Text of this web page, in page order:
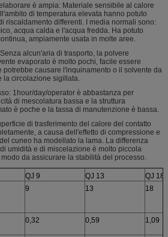
è ampia: Materiale sensibile al calore
di temperatura elevata hanno potuto
riscaldamento differenti. I media normali sono:
acqua calda e l'acqua fredda. Ha potuto
ampiamente usata in molte aree.
alcun'aria di trasporto, la polvere
evaporato è molto pochi, facile essere
potrebbe causare l'inquinamento o il solvente da
la circolazione sigillata.
1hour/day/operator è abbastanza per
di mescolatura bassa e la struttura
è poche e la tassa di manutenzione è bassa.
di trasferimento del calore del contatto
a causa dell'effetto di compressione e
cuneo ha modellato la lama. La differenza
umidità e di miscelazione è molto piccola
da assicurare la stabilità del processo.
QJ 9 QJ 13
QJ 18
9 13 18
0,32 0,59 1,09